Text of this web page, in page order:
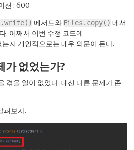
션 : 600
메서드와 Files.copy() 메서
. 어째서 이번 수정 코드에
는지 개인적으로는 매우 의문이 든다.
가 없었는가?
겪을 일이 없었다. 대신 다른 문제가 존
펴보자.